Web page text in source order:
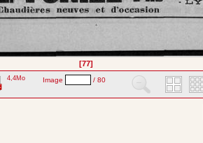
[77]
4,4Mo Image / 80